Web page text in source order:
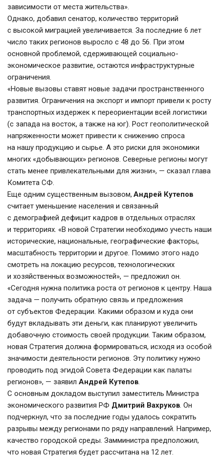
зависимости от места жительства».
Однако, добавил сенатор, количество территорий
с высокой миграцией увеличивается. За последние 6 лет
число таких регионов выросло с 48 до 56. При этом
основной проблемой, сдерживающей социально-
экономическое развитие, остаются инфраструктурные
ограничения.
«Новые вызовы ставят новые задачи пространственного
развития. Ограничения на экспорт и импорт привели к росту
транспортных издержек к переориентации всей логистики
(с запада на восток, а также на юг). Рост геополитической
напряженности может привести к снижению спроса
на нашу продукцию и сырье. А это риски для экономики
многих «добывающих» регионов. Северные регионы могут
стать менее привлекательными для жизни», — сказал глава
Комитета СФ.
Еще одним существенным вызовом, Андрей Кутепов
считает уменьшение населения и связанный
с демографией дефицит кадров в отдельных отраслях
и территориях. «В новой Стратегии необходимо учесть наши
исторические, национальные, географические факторы,
масштабность территории и другое. Помимо этого надо
смотреть на локацию ресурсов, технологических
и хозяйственных возможностей», — предложил он.
«Сегодня нужна политика роста от регионов к центру. Наша
задача — получить обратную связь и предложения
от субъектов Федерации. Какими образом и куда они
будут вкладывать эти деньги, как планируют увеличить
добавочную стоимость своей продукции. Таким образом,
новая Стратегия должна формироваться, исходя из особой
значимости деятельности регионов. Эту политику нужно
проводить под эгидой Совета Федерации как палаты
регионов», — заявил Андрей Кутепов.
С основным докладом выступил заместитель Министра
экономического развития РФ Дмитрий Вахруков. Он
подчеркнул, что за последние годы удалось сократить
разрывы между регионами по ряду направлений. Например,
качество городской среды. Замминистра предположил,
что новая Стратегия будет рассчитана на 12 лет.